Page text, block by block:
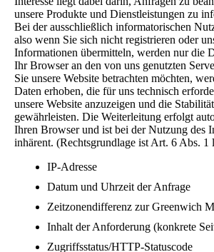
unsere Produkte und Dienstleistungen zu
Bei der ausschließlich informatorischen
also wenn Sie sich nicht registrieren oder
Informationen übermitteln, werden nur die
Ihr Browser an den von uns genutzten
Sie unsere Website betrachten möchten,
Daten erhoben, die für uns technisch
unsere Website anzuzeigen und die
gewährleisten. Die Weiterleitung erfolgt
Ihren Browser und ist bei der Nutzung des
inhärent. (Rechtsgrundlage ist Art. 6 Abs.
IP-Adresse
Datum und Uhrzeit der Anfrage
Zeitzonendifferenz zur Greenwich
Inhalt der Anforderung (konkrete
Zugriffsstatus/HTTP-Statuscode